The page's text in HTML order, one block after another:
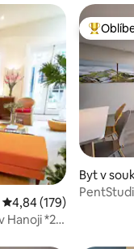
Průměrné hodnocení
4,84 (179)
Hanoji *2
Byt v
ve městě